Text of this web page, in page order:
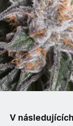
Spanish
Spanish
German
French
Italian
V